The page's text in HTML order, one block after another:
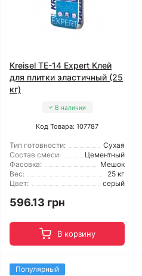
Kreisel TE-14 Expert Клей
для плитки эластичный (25
кг)
В наличии
Код Товара: 107787
Тип готовности:
Сухая
Состав смеси:
Цементный
Фасовка:
Мешок
Вес:
25 кг
Цвет:
серый
596.13 грн
В корзину
Популярный